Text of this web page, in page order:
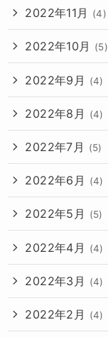
2022年11月 (4)
2022年10月 (5)
2022年9月 (4)
2022年8月 (4)
2022年7月 (5)
2022年6月 (4)
2022年5月 (5)
2022年4月 (4)
2022年3月 (4)
2022年2月 (4)